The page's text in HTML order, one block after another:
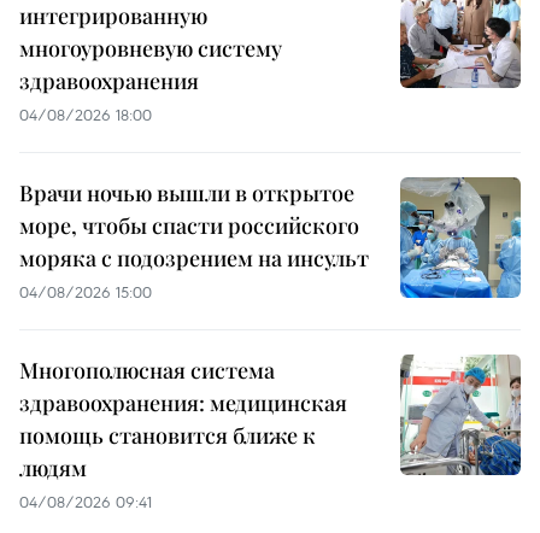
интегрированную
многоуровневую систему
здравоохранения
04/08/2026 18:00
Врачи ночью вышли в открытое
море, чтобы спасти российского
моряка с подозрением на инсульт
04/08/2026 15:00
Многополюсная система
здравоохранения: медицинская
помощь становится ближе к
людям
04/08/2026 09:41